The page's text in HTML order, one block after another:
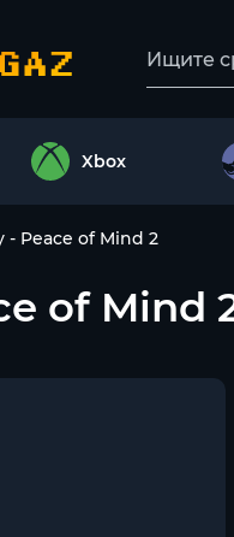
Xbox
- Peace of Mind 2
of Mind